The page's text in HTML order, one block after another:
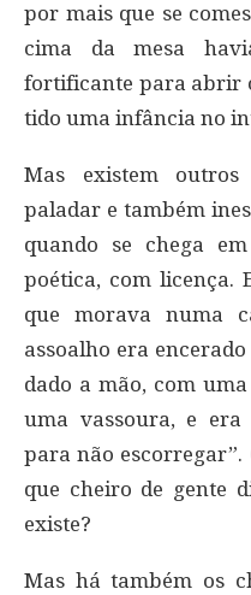
por mais que se
cima da mesa
fortificante para abrir
tido uma infância no
Mas existem
paladar e também
quando se chega
poética, com licença.
que morava numa
assoalho era
dado a mão, com
uma vassoura, e era
para não
que cheiro de gente
existe?
Mas há também os